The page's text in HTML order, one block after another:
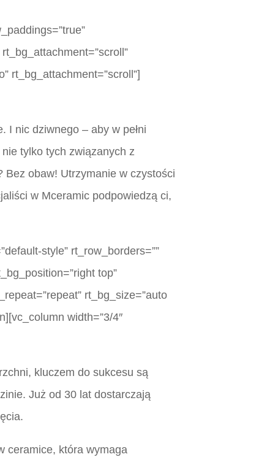
rt_bg_attachment=”scroll”]
I nic dziwnego – aby w pełni
tylko tych związanych z
obaw! Utrzymanie w czystości
w Mceramic podpowiedzą ci,
style” rt_row_borders=””
top”
rt_bg_size=”auto
width=”3/4″
kluczem do sukcesu są
Już od 30 lat dostarczają
ceramice, która wymaga